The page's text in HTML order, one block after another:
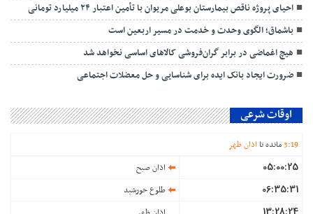
احیای پروژه ناقص بیمارستان بوعلی مریوان با تأمین اعتبار ۲۴ میلیارد تومانی
باشماق؛ الگوی وحدت و خدمت در مسیر اربعین است
هیچ اغماضی در برابر گران‌فروشی کالاهای اساسی نخواهد شد
ضرورت ایجاد بانک ایده برای شناسایی و حل معضلات اجتماعی
اوقات شرعی
3:19 مانده تا اذان ظهر
05:00:25 اذان صبح
06:35:31 طلوع خورشید